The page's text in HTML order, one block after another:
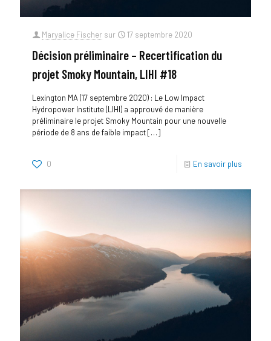
Maryalice Fischer sur 17 septembre 2020
Décision préliminaire – Recertification du
projet Smoky Mountain, LIHI #18
Lexington MA (17 septembre 2020) : Le Low Impact
Hydropower Institute (LIHI) a approuvé de manière
préliminaire le projet Smoky Mountain pour une nouvelle
période de 8 ans de faible impact[…]
0 En savoir plus